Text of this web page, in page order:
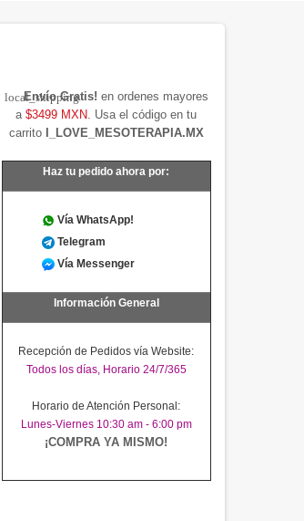
local_shipping
Envío Gratis! en ordenes mayores
a$3499 MXN . Usa el código en tu
carrito
I_LOVE_MESOTERAPIA.MX
Haz tu pedido ahora por:
Vía WhatsApp!
Telegram
Vía Messenger
Información General
Recepción de Pedidos vía Website:
Todos los días, Horario 24/7/365
Horario de Atención Personal:
Lunes-Viernes 10:30 am - 6:00 pm
¡COMPRA YA MISMO!